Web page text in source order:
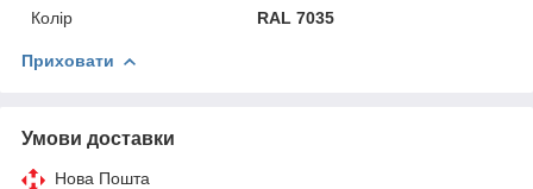
Колір RAL 7035
Приховати
Умови доставки
Нова Пошта